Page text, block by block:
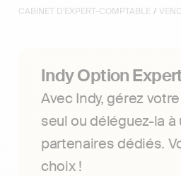
CABINET D'EXPERT-COMPTABLE /
Indy Option
Avec Indy, gérez
seul ou déléguez-la à
partenaires dédiés.
choix !